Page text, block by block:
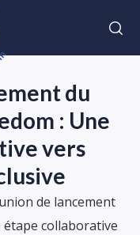
du
: Une
vers
de lancement
collaborative